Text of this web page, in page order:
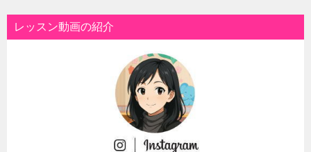
レッスン動画の紹介